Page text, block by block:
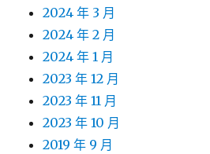
2024 年 3 月
2024 年 2 月
2024 年 1 月
2023 年 12 月
2023 年 11 月
2023 年 10 月
2019 年 9 月